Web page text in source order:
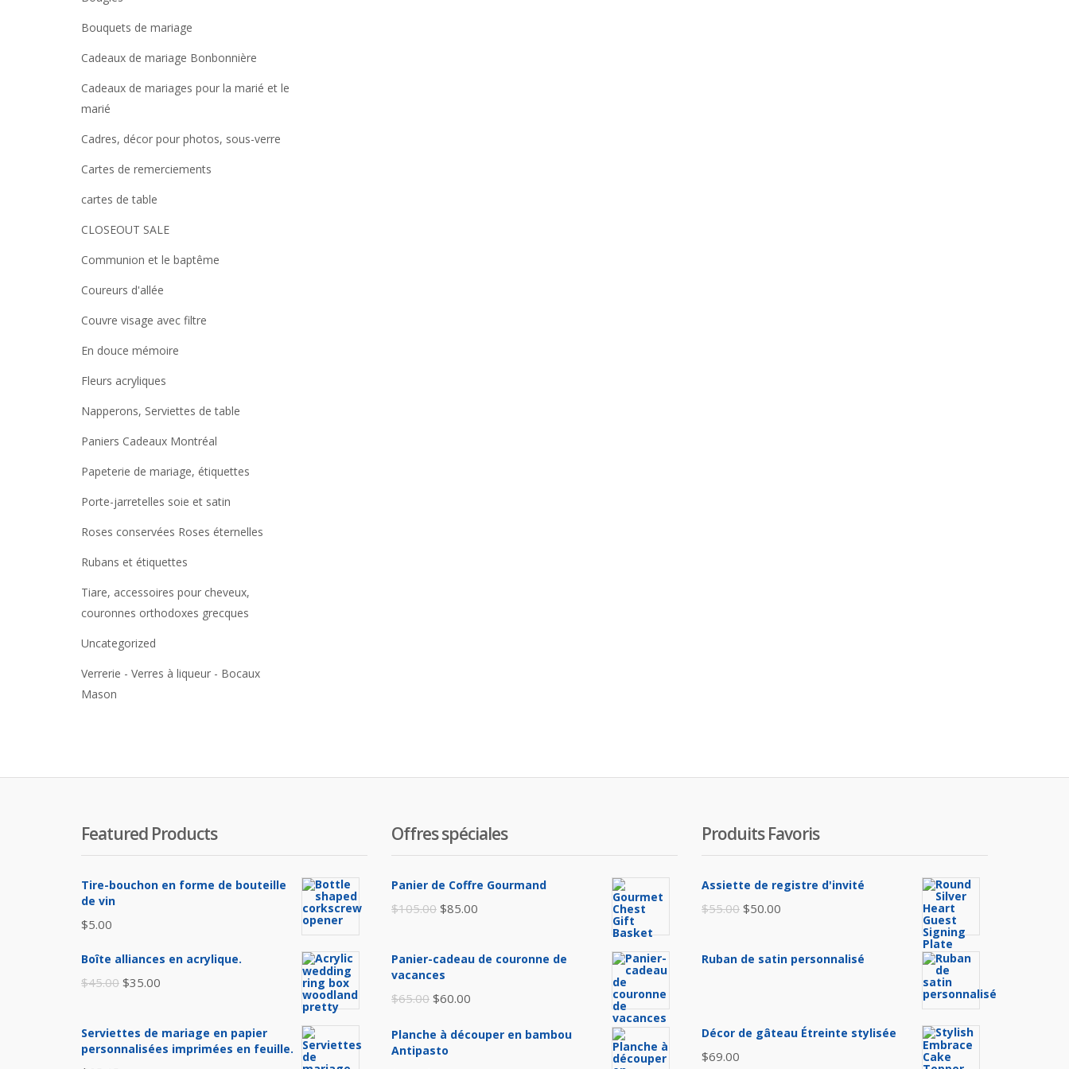
Bouquets de mariage
Cadeaux de mariage Bonbonnière
Cadeaux de mariages pour la marié et le
marié
Cadres, décor pour photos, sous-verre
Cartes de remerciements
cartes de table
CLOSEOUT SALE
Communion et le baptême
Coureurs d'allée
Couvre visage avec filtre
En douce mémoire
Fleurs acryliques
Napperons, Serviettes de table
Paniers Cadeaux Montréal
Papeterie de mariage, étiquettes
Porte-jarretelles soie et satin
Roses conservées Roses éternelles
Rubans et étiquettes
Tiare, accessoires pour cheveux,
couronnes orthodoxes grecques
Uncategorized
Verrerie - Verres à liqueur - Bocaux
Mason
Featured Products
Tire-bouchon en forme de bouteille
de vin
$5.00
Boîte alliances en acrylique.
$45.00 Le
initial
était :
$35.00
actuel
est :
Serviettes de mariage en papier
personnalisées imprimées en feuille.
Offres spéciales
Panier de Coffre Gourmand
$105.00 Le
initial
était :
$105.00.
$85.00
actuel
Panier-cadeau de couronne de
vacances
$65.00 Le
initial
$60.00
actuel
Planche à découper en bambou
Antipasto
Produits Favoris
Assiette de registre d'invité
$55.00 Le
initial
$50.00
Ruban de satin personnalisé
Décor de gâteau Étreinte stylisée
$69.00